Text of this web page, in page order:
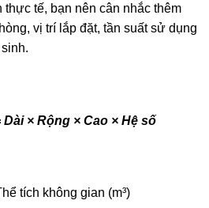
tế, bạn nên cân nhắc thêm
vị trí lắp đặt, tần suất sử dụng
× Rộng × Cao × Hệ số
tích không gian (m³)